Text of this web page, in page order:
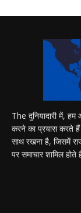
The दुनियादारी में,
करने का प्रयास करते
साथ रखना है, जिसमें
पर समाचार शामिल होते